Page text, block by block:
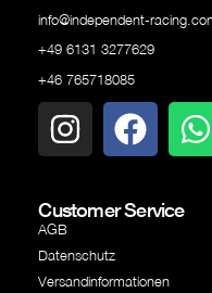
info@independent-
+49 6131 3277629
+46 765718085
Customer Service
AGB
Datenschutz
Versandinformationen